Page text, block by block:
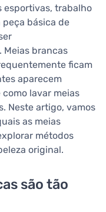
esportivas, trabalho
peça básica de
brancas
ficam
aparecem
lavar meias
Neste artigo, vamos
as meias
métodos
original.
são tão